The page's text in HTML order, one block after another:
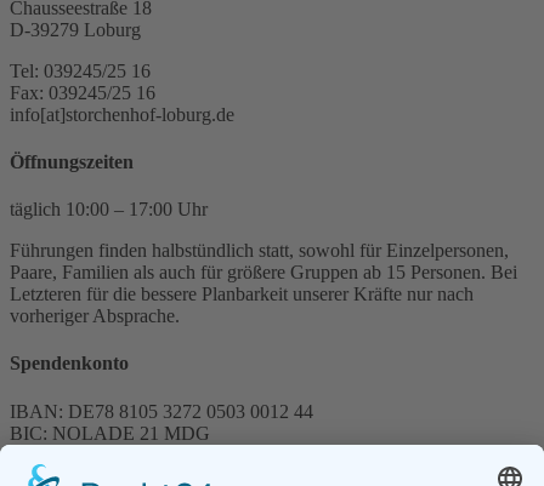
Chausseestraße 18
D-39279 Loburg
Tel: 039245/25 16
Fax: 039245/25 16
info[at]storchenhof-loburg.de
Öffnungszeiten
täglich 10:00 – 17:00 Uhr
Führungen finden halbstündlich statt, sowohl für Einzelpersonen,
Paare, Familien als auch für größere Gruppen ab 15 Personen. Bei
Letzteren für die bessere Planbarkeit unserer Kräfte nur nach
vorheriger Absprache.
Spendenkonto
IBAN: DE78 8105 3272 0503 0012 44
BIC: NOLADE 21 MDG
Spenden können steuerlich abgesetzt werden